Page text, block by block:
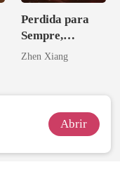
Perdida para
Sempre,
Enlouquecido
o
Zhen Xiang
Abrir